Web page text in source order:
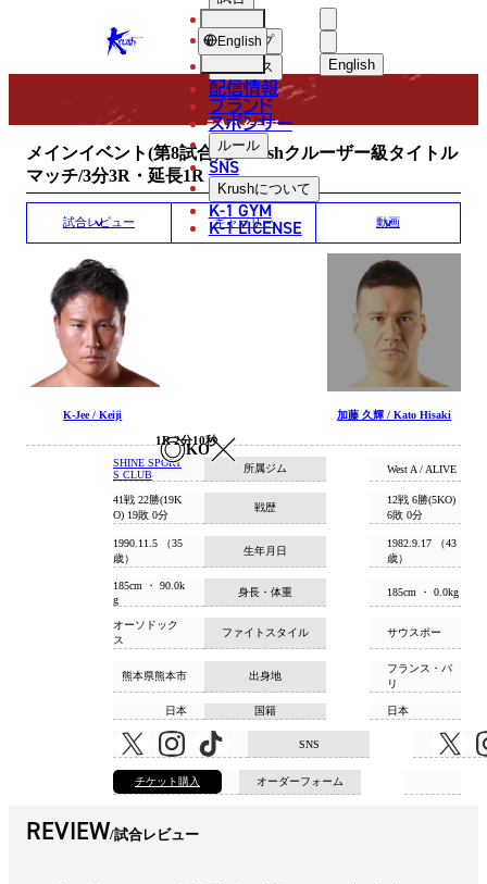
KRUSH English
中文（简体）
中文（繁體）
ショップ
ニュース
配信情報
ブランド
スポンサー
ルール
SNS
Krushについて
K-1 GYM
K-1 LICENSE
English
MATCH RESULT
試合結果
メインイベント(第8試合)◎Krushクルーザー級タイトル
マッチ/3分3R・延長1R
試合レビュー ギャラリー 動画
K-Jee / Keiji
KO
1R 2分10秒
加藤 久輝 / Kato Hisaki
所属ジム
SHINE SPORT
S CLUB
West A / ALIVE
戦歴
41戦 22勝(19K
O) 19敗 0分
12戦 6勝(5KO)
6敗 0分
生年月日
1990.11.5 （35
歳）
1982.9.17 （43
歳）
身長・体重
185cm ・ 90.0k
g
185cm ・ 0.0kg
ファイトスタイル
オーソドック
ス
サウスポー
出身地
熊本県熊本市
フランス・パ
リ
国籍
日本 日本
SNS
オーダーフォーム
チケット購入
REVIEW 試合レビュー